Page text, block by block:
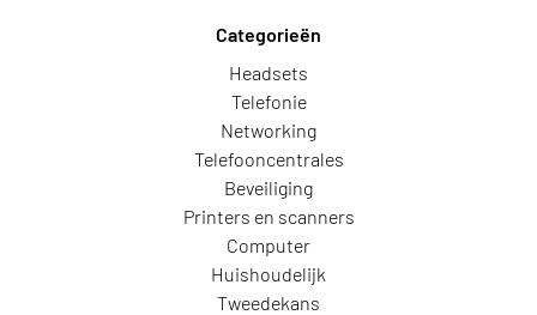
Categorieën
Headsets
Telefonie
Networking
Telefooncentrales
Beveiliging
Printers en scanners
Computer
Huishoudelijk
Tweedekans